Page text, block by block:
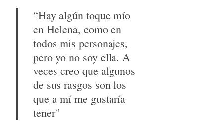
“Hay algún toque mío
en Helena, como en
todos mis personajes,
pero yo no soy ella. A
veces creo que algunos
de sus rasgos son los
que a mí me gustaría
tener”